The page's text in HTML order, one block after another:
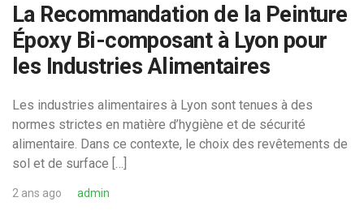
La Recommandation de la Peinture
Époxy Bi-composant à Lyon pour
les Industries Alimentaires
Les industries alimentaires à Lyon sont tenues à des
normes strictes en matière d’hygiène et de sécurité
alimentaire. Dans ce contexte, le choix des revêtements de
sol et de surface […]
2 ans ago admin